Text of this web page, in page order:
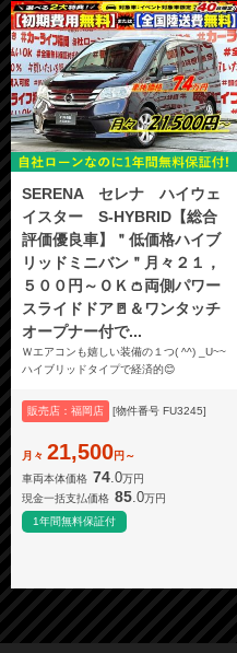
SERENA セレナ ハイウェ
イスター S-HYBRID【総合
評価優良車】＂低価格ハイブ
リッドミニバン＂月々２１，
５００円～ＯＫ👛両側パワー
スライドドア🚪＆ワンタッチ
オープナー付で...
Ｗエアコンも嬉しい装備の１つ( ^^) _U~~
ハイブリッドタイプで経済的😊
販売店：福岡店 [物件番号 FU3245]
月々 21,500円～
車両本体価格 74 .0万円
現金一括支払価格 85.0万円
1年間無料保証付